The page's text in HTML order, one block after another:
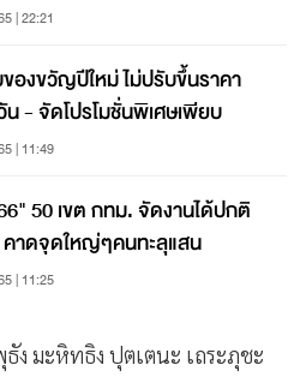
| 22:21
องขวัญปีใหม่ ไม่ปรับขึ้นราคา
- จัดโปรโมชั่นพิเศษเพียบ
| 11:49
50 เขต กทม. จัดงานได้ปกติ
าดจุดใหญ่ๆคนทะลุแสน
| 11:25
มะหิทธิง ปุตเตนะ เถระภุชะ